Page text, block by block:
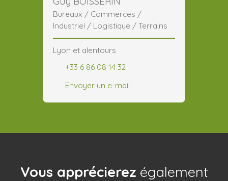
Bureaux / Commerces /
Industriel / Logistique / Terrains
Lyon et alentours
+33 6 86 08 14 32
Envoyer un e-mail
Vous apprécierez également